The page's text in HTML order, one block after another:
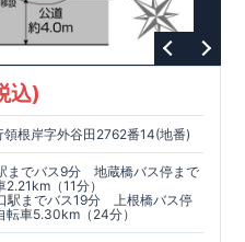
込)
根岸字外谷田2762番14(地番)
までバス9分 地蔵橋バス停まで
（11分）
駅までバス19分 上根橋バス停
転車5.30km（24分）